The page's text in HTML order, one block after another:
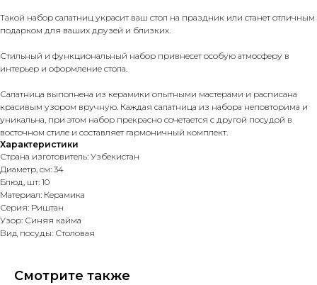
Такой набор салатниц украсит ваш стол на праздник или станет отличным
подарком для ваших друзей и близких.
Стильный и функциональный набор привнесет особую атмосферу в
интерьер и оформление стола.
Салатница выполнена из керамики опытными мастерами и расписана
красивым узором вручную. Каждая салатница из набора неповторима и
уникальна, при этом набор прекрасно сочетается с другой посудой в
восточном стиле и составляет гармоничный комплект.
Характеристики
Страна изготовитель: Узбекистан
Диаметр, см: 34
Блюд, шт: 10
Материал: Керамика
Серия: Риштан
Узор: Синяя кайма
Вид посуды: Столовая
Смотрите также